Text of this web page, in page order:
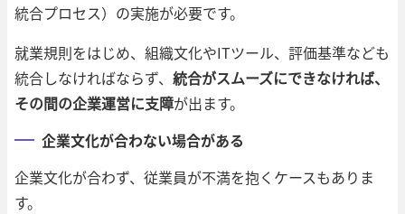
統合プロセス）の実施が必要です。
就業規則をはじめ、組織文化やITツール、評価基準なども
統合しなければならず、 統合がスムーズにできなければ、
その間の企業運営に支障が出ます。
企業文化が合わない場合がある
企業文化が合わず、従業員が不満を抱くケースもありま
す。